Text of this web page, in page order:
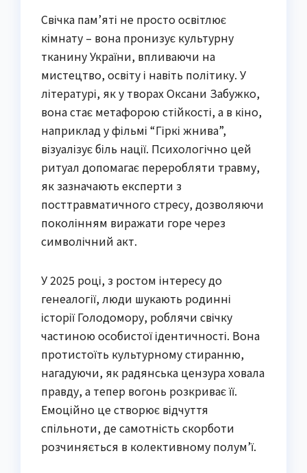
Свічка пам’яті не просто освітлює
кімнату – вона пронизує культурну
тканину України, впливаючи на
мистецтво, освіту і навіть політику. У
літературі, як у творах Оксани Забужко,
вона стає метафорою стійкості, а в кіно,
наприклад у фільмі “Гіркі жнива”,
візуалізує біль нації. Психологічно цей
ритуал допомагає переробляти травму,
як зазначають експерти з
посттравматичного стресу, дозволяючи
поколінням виражати горе через
символічний акт.
У 2025 році, з ростом інтересу до
генеалогії, люди шукають родинні
історії Голодомору, роблячи свічку
частиною особистої ідентичності. Вона
протистоїть культурному стиранню,
нагадуючи, як радянська цензура ховала
правду, а тепер вогонь розкриває її.
Емоційно це створює відчуття
спільноти, де самотність скорботи
розчиняється в колективному полум’ї.